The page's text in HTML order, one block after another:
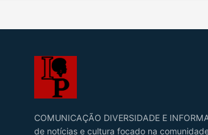
COMUNICAÇÃO DIVERSIDADE E
de notícias e cultura focado na